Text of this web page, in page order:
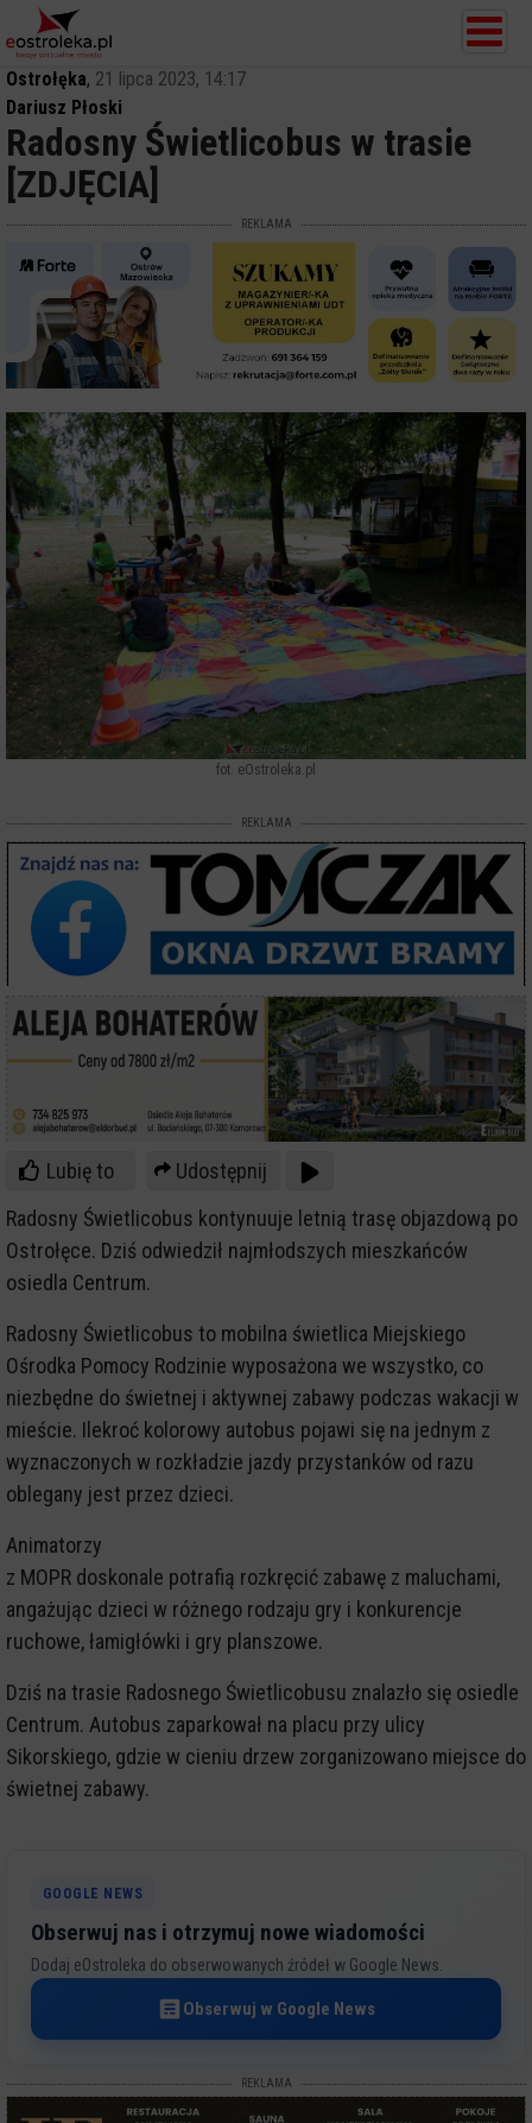
Ostrołęka, 21 lipca 2023, 14:17
Dariusz Płoski
Radosny Świetlicobus w trasie
[ZDJĘCIA]
REKLAMA
fot. eOstroleka.pl
REKLAMA
Lubię to
Udostępnij
Radosny Świetlicobus kontynuuje letnią trasę objazdową po
Ostrołęce. Dziś odwiedził najmłodszych mieszkańców
osiedla Centrum.
Radosny Świetlicobus to mobilna świetlica Miejskiego
Ośrodka Pomocy Rodzinie wyposażona we wszystko, co
niezbędne do świetnej i aktywnej zabawy podczas wakacji w
mieście. Ilekroć kolorowy autobus pojawi się na jednym z
wyznaczonych w rozkładzie jazdy przystanków od razu
oblegany jest przez dzieci.
Animatorzy
z MOPR doskonale potrafią rozkręcić zabawę z maluchami,
angażując dzieci w różnego rodzaju gry i konkurencje
ruchowe, łamigłówki i gry planszowe.
Dziś na trasie Radosnego Świetlicobusu znalazło się osiedle
Centrum. Autobus zaparkował na placu przy ulicy
Sikorskiego, gdzie w cieniu drzew zorganizowano miejsce do
świetnej zabawy.
GOOGLE NEWS
Obserwuj nas i otrzymuj nowe wiadomości
Dodaj eOstroleka do obserwowanych źródeł w Google News.
Obserwuj w Google News
REKLAMA